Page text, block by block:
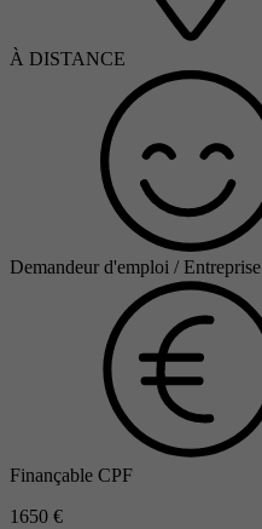
À DISTANCE
Demandeur d'emploi / Entreprise
Finançable CPF
1650 €